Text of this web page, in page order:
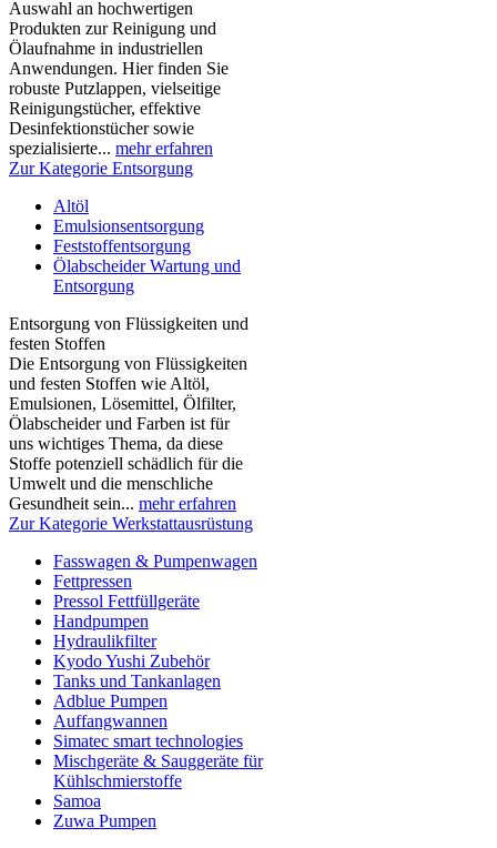
Auswahl an hochwertigen
Produkten zur Reinigung und
Ölaufnahme in industriellen
Anwendungen. Hier finden Sie
robuste Putzlappen, vielseitige
Reinigungstücher, effektive
Desinfektionstücher sowie
spezialisierte... mehr erfahren
Zur Kategorie Entsorgung
Altöl
Emulsionsentsorgung
Feststoffentsorgung
Ölabscheider Wartung und
Entsorgung
Entsorgung von Flüssigkeiten und
festen Stoffen
Die Entsorgung von Flüssigkeiten
und festen Stoffen wie Altöl,
Emulsionen, Lösemittel, Ölfilter,
Ölabscheider und Farben ist für
uns wichtiges Thema, da diese
Stoffe potenziell schädlich für die
Umwelt und die menschliche
Gesundheit sein... mehr erfahren
Zur Kategorie Werkstattausrüstung
Fasswagen & Pumpenwagen
Fettpressen
Pressol Fettfüllgeräte
Handpumpen
Hydraulikfilter
Kyodo Yushi Zubehör
Tanks und Tankanlagen
Adblue Pumpen
Auffangwannen
Simatec smart technologies
Mischgeräte & Sauggeräte für
Kühlschmierstoffe
Samoa
Zuwa Pumpen